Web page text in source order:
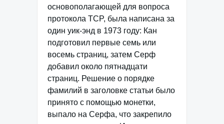
основополагающей для вопроса
протокола TCP, была написана за
один уик-энд в 1973 году: Кан
подготовил первые семь или
восемь страниц, затем Серф
добавил около пятнадцати
страниц. Решение о порядке
фамилий в заголовке статьи было
принято с помощью монетки,
выпало на Серфа, что закрепило